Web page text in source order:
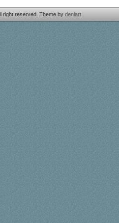
right reserved. Theme by deniart